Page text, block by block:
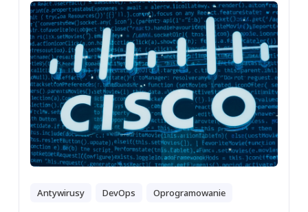
Antywirusy DevOps Oprogramowanie